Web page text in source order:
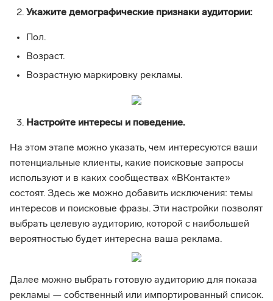
Укажите демографические признаки аудитории:
Пол.
Возраст.
Возрастную маркировку рекламы.
Настройте интересы и поведение.
На этом этапе можно указать, чем интересуются ваши
потенциальные клиенты, какие поисковые запросы
используют и в каких сообществах «ВКонтакте»
состоят. Здесь же можно добавить исключения: темы
интересов и поисковые фразы. Эти настройки позволят
выбрать целевую аудиторию, которой с наибольшей
вероятностью будет интересна ваша реклама.
Далее можно выбрать готовую аудиторию для показа
рекламы — собственный или импортированный список.